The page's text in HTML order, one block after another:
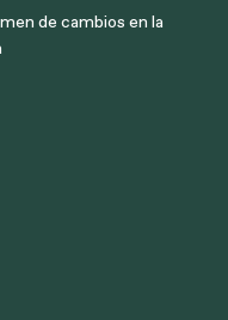
de cambios en la